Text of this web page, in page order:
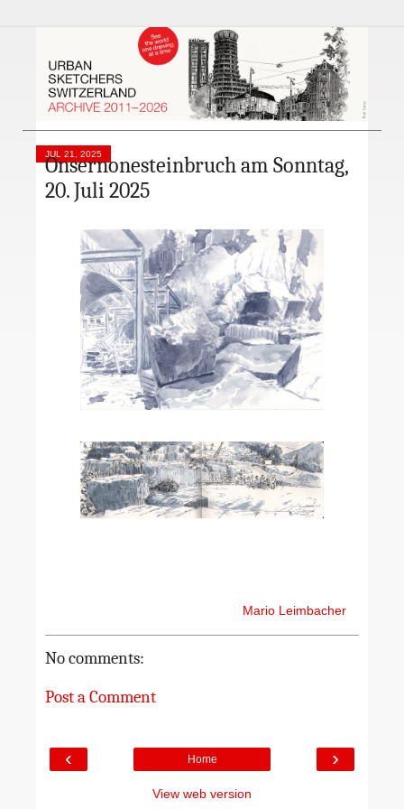
JUL 21, 2025
Onsernonesteinbruch am Sonntag,
20. Juli 2025
Mario Leimbacher
No comments:
Post a Comment
‹ ›
Home
View web version